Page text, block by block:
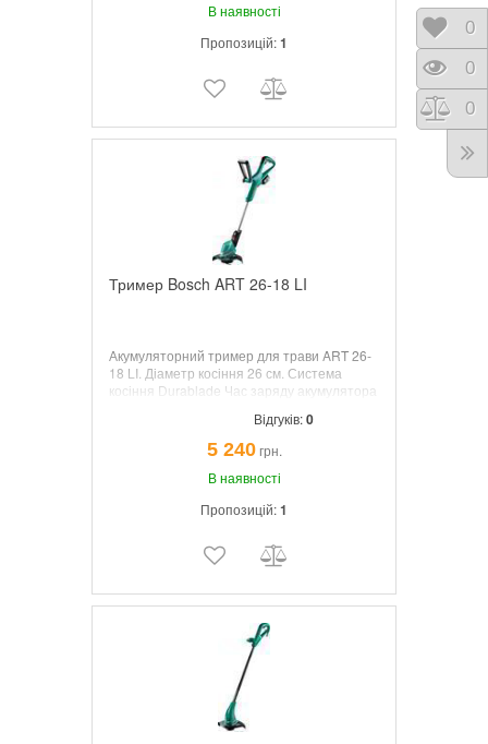
В наявності
Пропозицій:1
Тример Bosch ART 26-18 LI
Акумуляторний тример для трави ART 26-
18 LI. Діаметр косіння 26 см. Система
косіння Durablade Час заряду акумулятора
Відгуків:0
5 240грн.
В наявності
Пропозицій:1
0
0
0